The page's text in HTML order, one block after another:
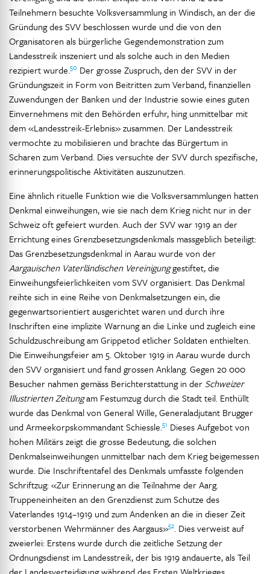
Teilnehmern besuchte Volksversammlung in Windisch, an der die
Gründung des SVV beschlossen wurde und die von den
Organisatoren als bürgerliche Gegendemonstration zum
Landesstreik inszeniert und als solche auch in den Medien
rezipiert wurde.50 Der grosse Zuspruch, den der SVV in der
Gründungszeit in Form von Beitritten zum Verband, finanziellen
Zuwendungen der Banken und der Industrie sowie eines guten
Einvernehmens mit den Behörden erfuhr, hing unmittelbar mit
dem «Landesstreik-Erlebnis» zusammen. Der Landesstreik
vermochte zu mobilisieren und brachte das Bürgertum in
Scharen zum Verband. Dies versuchte der SVV durch spezifische,
erinnerungspolitische Aktivitäten auszunutzen.
Eine ähnlich rituelle Funktion wie die Volksversammlungen hatten
Denkmal einweihungen, wie sie nach dem Krieg nicht nur in der
Schweiz oft gefeiert wurden. Auch der SVV war 1919 an der
Errichtung eines Grenzbesetzungsdenkmals massgeblich beteiligt:
Das Grenzbesetzungsdenkmal in Aarau wurde von der
Aargauischen Vaterländischen Vereinigunggestiftet, die
Einweihungsfeierlichkeiten vom SVV organisiert. Das Denkmal
reihte sich in eine Reihe von Denkmalsetzungen ein, die
gegenwartsorientiert ausgerichtet waren und durch ihre
Inschriften eine implizite Warnung an die Linke und zugleich eine
Schuldzuschreibung am Grippetod etlicher Soldaten enthielten.
Die Einweihungsfeier am 5. Oktober 1919 in Aarau wurde durch
den SVV organisiert und fand grossen Anklang. Gegen 20 000
Besucher nahmen gemäss Berichterstattung in der Schweizer
Illustrierten Zeitungam Festumzug durch die Stadt teil. Enthüllt
wurde das Denkmal von General Wille, Generaladjutant Brugger
und Armeekorpskommandant Schiessle.51 Dieses Aufgebot von
hohen Militärs zeigt die grosse Bedeutung, die solchen
Denkmalseinweihungen unmittelbar nach dem Krieg beigemessen
wurde. Die Inschriftentafel des Denkmals umfasste folgenden
Schriftzug: «Zur Erinnerung an die Teilnahme der Aarg.
Truppeneinheiten an den Grenzdienst zum Schutze des
Vaterlandes 1914–1919 und zum Andenken an die in dieser Zeit
verstorbenen Wehrmänner des Aargaus»52. Dies verweist auf
zweierlei: Erstens wurde durch die zeitliche Setzung der
Ordnungsdienst im Landesstreik, der bis 1919 andauerte, als Teil